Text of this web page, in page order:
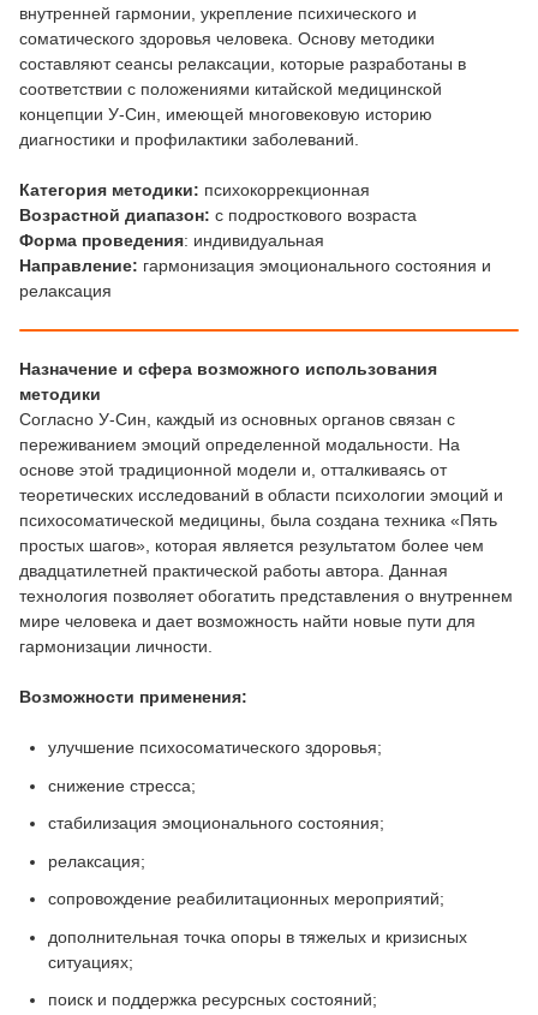
внутренней гармонии, укрепление психического и
соматического здоровья человека. Основу методики
составляют сеансы релаксации, которые разработаны в
соответствии с положениями китайской медицинской
концепции У-Син, имеющей многовековую историю
диагностики и профилактики заболеваний.
Категория методики: психокоррекционная
Возрастной диапазон: с подросткового возраста
Форма проведения: индивидуальная
Направление: гармонизация эмоционального состояния и
релаксация
Назначение и сфера возможного использования
методики
Согласно У-Син, каждый из основных органов связан с
переживанием эмоций определенной модальности. На
основе этой традиционной модели и, отталкиваясь от
теоретических исследований в области психологии эмоций и
психосоматической медицины, была создана техника «Пять
простых шагов», которая является результатом более чем
двадцатилетней практической работы автора. Данная
технология позволяет обогатить представления о внутреннем
мире человека и дает возможность найти новые пути для
гармонизации личности.
Возможности применения:
улучшение психосоматического здоровья;
снижение стресса;
стабилизация эмоционального состояния;
релаксация;
сопровождение реабилитационных мероприятий;
дополнительная точка опоры в тяжелых и кризисных
ситуациях;
поиск и поддержка ресурсных состояний;